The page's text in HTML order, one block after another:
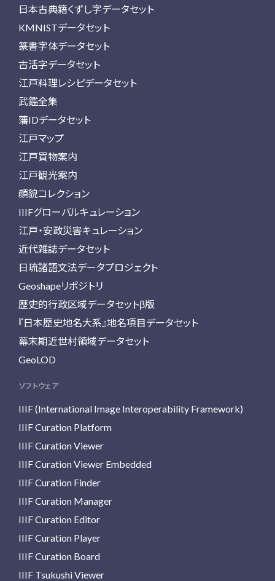
日本古典籍くずし字データセット
KMNISTデータセット
篆書字体データセット
古活字データセット
江戸料理レシピデータセット
武鑑全集
藩IDデータセット
江戸マップ
江戸買物案内
江戸観光案内
顔貌コレクション
IIIFグローバルキュレーション
江戸・安政災害キュレーション
近代雑誌データセット
日琉諸語文法データプロジェクト
Geoshapeリポジトリ
歴史的行政区域データセットβ版
『日本歴史地名大系』地名項目データセット
幕末期近世村領域データセット
GeoLOD
ソフトウェア
IIIF (International Image Interoperability Framework)
IIIF Curation Platform
IIIF Curation Viewer
IIIF Curation Viewer Embedded
IIIF Curation Finder
IIIF Curation Manager
IIIF Curation Editor
IIIF Curation Player
IIIF Curation Board
IIIF Tsukushi Viewer